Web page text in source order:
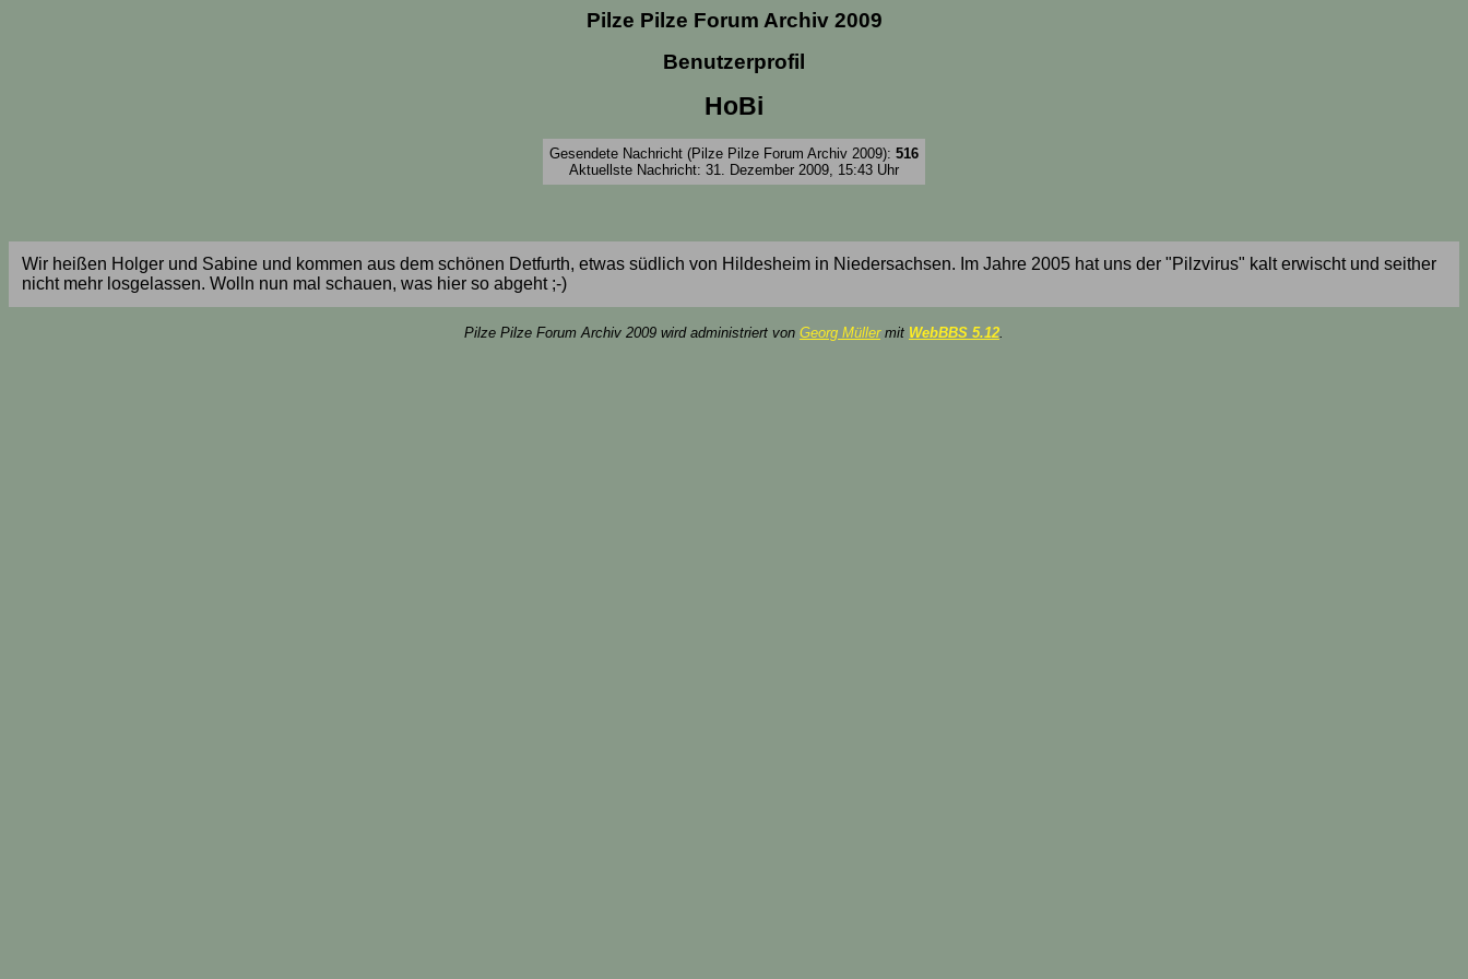
Pilze Pilze Forum Archiv 2009
Benutzerprofil
HoBi
Gesendete Nachricht (Pilze Pilze Forum Archiv 2009): 516
Aktuellste Nachricht: 31. Dezember 2009, 15:43 Uhr
Wir heißen Holger und Sabine und kommen aus dem schönen Detfurth, etwas südlich von Hildesheim in Niedersachsen. Im Jahre 2005 hat uns der "Pilzvirus" kalt erwischt und seither
nicht mehr losgelassen. Wolln nun mal schauen, was hier so abgeht ;-)
Pilze Pilze Forum Archiv 2009 wird administriert von Georg Müllermit WebBBS 5.12.